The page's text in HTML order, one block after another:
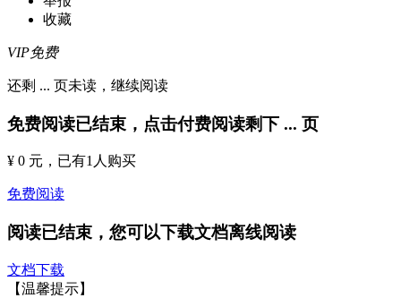
收藏
VIP免费
还剩 ... 页未读， 继续阅读
免费阅读已结束，点击付费阅读剩下 ... 页
¥ 0 元 ，已有1 人购买
免费阅读
阅读已结束，您可以下载文档离线阅读
文档下载
【温馨提示】